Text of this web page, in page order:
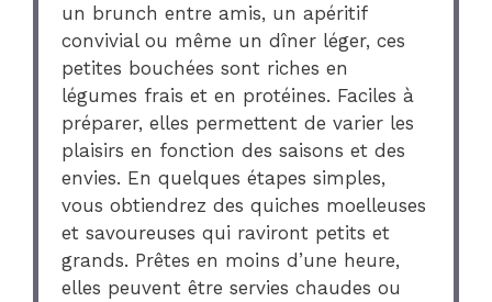
un brunch entre amis, un apéritif
convivial ou même un dîner léger, ces
petites bouchées sont riches en
légumes frais et en protéines. Faciles à
préparer, elles permettent de varier les
plaisirs en fonction des saisons et des
envies. En quelques étapes simples,
vous obtiendrez des quiches moelleuses
et savoureuses qui raviront petits et
grands. Prêtes en moins d’une heure,
elles peuvent être servies chaudes ou